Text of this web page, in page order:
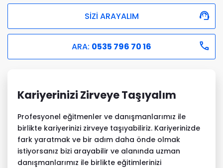
SİZİ ARAYALIM 
ARA: 0535 796 70 16 
Kariyerinizi Zirveye Taşıyalım
Profesyonel eğitmenler ve danışmanlarımız ile
birlikte kariyerinizi zirveye taşıyabiliriz. Kariyerinizde
fark yaratmak ve bir adım daha önde olmak
istiyorsanız bizi arayabilir ve alanında uzman
danışmanlarımız ile birlikte eğitimlerinizi